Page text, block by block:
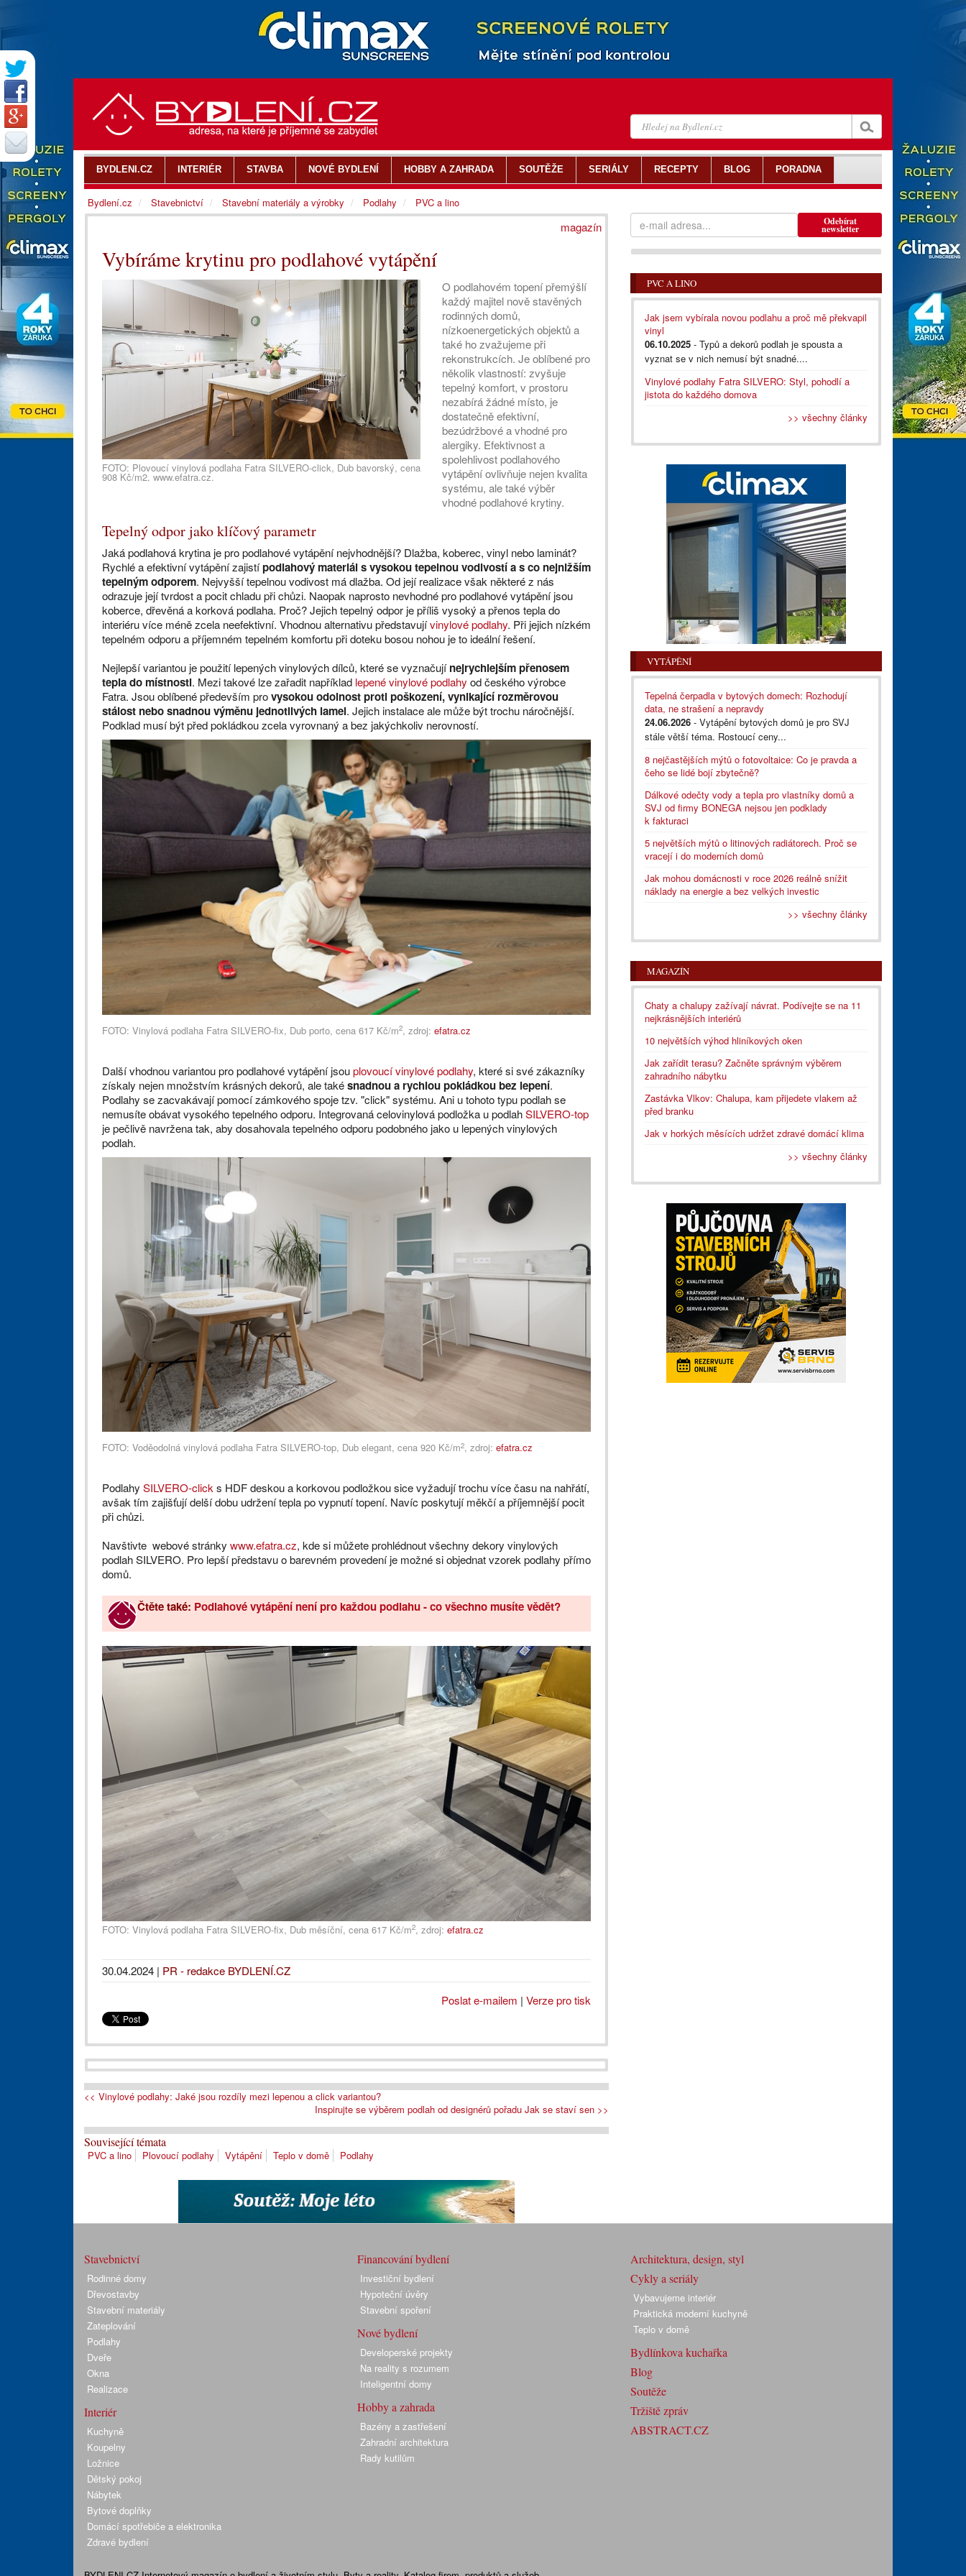
magazín
Vybíráme krytinu pro podlahové vytápění
FOTO: Plovoucí vinylová podlaha Fatra SILVERO-click, Dub bavorský, cena
908 Kč/m2, www.efatra.cz.
O podlahovém topení přemýšlí
každý majitel nově stavěných
rodinných domů,
nízkoenergetických objektů a
také ho zvažujeme při
rekonstrukcích. Je oblíbené pro
několik vlastností: zvyšuje
tepelný komfort, v prostoru
nezabírá žádné místo, je
dostatečně efektivní,
bezúdržbové a vhodné pro
alergiky. Efektivnost a
spolehlivost podlahového
vytápění ovlivňuje nejen kvalita
systému, ale také výběr
vhodné podlahové krytiny.
Tepelný odpor jako klíčový parametr
Jaká podlahová krytina je pro podlahové vytápění nejvhodnější? Dlažba, koberec, vinyl nebo laminát?
Rychlé a efektivní vytápění zajistípodlahový materiál s vysokou tepelnou vodivostí a s co nejnižším
tepelným odporem. Nejvyšší tepelnou vodivost má dlažba. Od její realizace však některé z nás
odrazuje její tvrdost a pocit chladu při chůzi. Naopak naprosto nevhodné pro podlahové vytápění jsou
koberce, dřevěná a korková podlaha. Proč? Jejich tepelný odpor je příliš vysoký a přenos tepla do
interiéru více méně zcela neefektivní. Vhodnou alternativu představujívinylové podlahy. Při jejich nízkém
tepelném odporu a příjemném tepelném komfortu při doteku bosou nohou je to ideální řešení.
Nejlepší variantou je použití lepených vinylových dílců, které se vyznačujínejrychlejším přenosem
tepla do místnosti. Mezi takové lze zařadit například lepené vinylové podlahy od českého výrobce
Fatra. Jsou oblíbené především provysokou odolnost proti poškození, vynikající rozměrovou
stálost nebo snadnou výměnu jednotlivých lamel. Jejich instalace ale může být trochu náročnější.
Podklad musí být před pokládkou zcela vyrovnaný a bez jakýchkoliv nerovností.
FOTO: Vinylová podlaha Fatra SILVERO-fix, Dub porto, cena 617 Kč/m2, zdroj: efatra.cz
Další vhodnou variantou pro podlahové vytápění jsouplovoucí vinylové podlahy, které si své zákazníky
získaly nejen množstvím krásných dekorů, ale takésnadnou a rychlou pokládkou bez lepení.
Podlahy se zacvakávají pomocí zámkového spoje tzv. "click" systému. Ani u tohoto typu podlah se
nemusíte obávat vysokého tepelného odporu. Integrovaná celovinylová podložka u podlahSILVERO-top
je pečlivě navržena tak, aby dosahovala tepelného odporu podobného jako u lepených vinylových
podlah.
FOTO: Voděodolná vinylová podlaha Fatra SILVERO-top, Dub elegant, cena 920 Kč/m2, zdroj: efatra.cz
Podlahy SILVERO-clicks HDF deskou a korkovou podložkou sice vyžadují trochu více času na nahřátí,
avšak tím zajišťují delší dobu udržení tepla po vypnutí topení. Navíc poskytují měkčí a příjemnější pocit
při chůzi.
Navštivte webové stránky www.efatra.cz, kde si můžete prohlédnout všechny dekory vinylových
podlah SILVERO. Pro lepší představu o barevném provedení je možné si objednat vzorek podlahy přímo
domů.
Čtěte také: Podlahové vytápění není pro každou podlahu - co všechno musíte vědět?
FOTO: Vinylová podlaha Fatra SILVERO-fix, Dub měsíční, cena 617 Kč/m2, zdroj: efatra.cz
30.04.2024 | PR - redakce BYDLENÍ.CZ
Poslat e-mailem | Verze pro tisk
<< Vinylové podlahy: Jaké jsou rozdíly mezi lepenou a click variantou?
Inspirujte se výběrem podlah od designérů pořadu Jak se staví sen >>
Související témata
PVC a lino Plovoucí podlahy Vytápění Teplo v domě Podlahy
Odebírat
newsletter
PVC A LINO
Jak jsem vybírala novou podlahu a proč mě překvapil
vinyl
06.10.2025 - Typů a dekorů podlah je spousta a
vyznat se v nich nemusí být snadné....
Vinylové podlahy Fatra SILVERO: Styl, pohodlí a
jistota do každého domova
>> všechny články
VYTÁPĚNÍ
Tepelná čerpadla v bytových domech: Rozhodují
data, ne strašení a nepravdy
24.06.2026 - Vytápění bytových domů je pro SVJ
stále větší téma. Rostoucí ceny...
8 nejčastějších mýtů o fotovoltaice: Co je pravda a
čeho se lidé bojí zbytečně?
Dálkové odečty vody a tepla pro vlastníky domů a
SVJ od firmy BONEGA nejsou jen podklady
k fakturaci
5 největších mýtů o litinových radiátorech. Proč se
vracejí i do moderních domů
Jak mohou domácnosti v roce 2026 reálně snížit
náklady na energie a bez velkých investic
>> všechny články
MAGAZÍN
Chaty a chalupy zažívají návrat. Podívejte se na 11
nejkrásnějších interiérů
10 největších výhod hliníkových oken
Jak zařídit terasu? Začněte správným výběrem
zahradního nábytku
Zastávka Vlkov: Chalupa, kam přijedete vlakem až
před branku
Jak v horkých měsících udržet zdravé domácí klima
>> všechny články
BYDLENI.CZ INTERIÉR STAVBA NOVÉ BYDLENÍ HOBBY A ZAHRADA SOUTĚŽE SERIÁLY RECEPTY BLOG PORADNA
Bydlení.cz Stavebnictví Stavební materiály a výrobky Podlahy PVC a lino
Stavebnictví
Rodinné domy
Dřevostavby
Stavební materiály
Zateplování
Podlahy
Dveře
Okna
Realizace
Interiér
Kuchyně
Koupelny
Ložnice
Dětský pokoj
Nábytek
Bytové doplňky
Domácí spotřebiče a elektronika
Zdravé bydlení
Financování bydlení
Investiční bydlení
Hypoteční úvěry
Stavební spoření
Nové bydlení
Developerské projekty
Na reality s rozumem
Inteligentní domy
Hobby a zahrada
Bazény a zastřešení
Zahradní architektura
Rady kutilům
Architektura, design, styl
Cykly a seriály
Vybavujeme interiér
Praktická moderní kuchyně
Teplo v domě
Bydlínkova kuchařka
Blog
Soutěže
Tržiště zpráv
ABSTRACT.CZ